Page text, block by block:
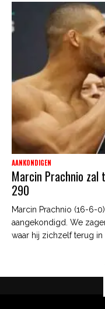
AANKONDIGEN
Marcin Prachnio zal
290
Marcin Prachnio (16-6-
aangekondigd. We
waar hij zichzelf terug in